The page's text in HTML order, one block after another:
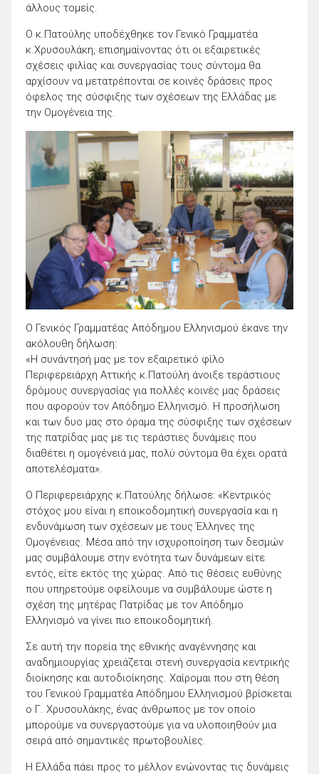
άλλους τομείς.
Ο κ.Πατούλης υποδέχθηκε τον Γενικό Γραμματέα
κ.Χρυσουλάκη, επισημαίνοντας ότι οι εξαιρετικές
σχέσεις φιλίας και συνεργασίας τους σύντομα θα
αρχίσουν να μετατρέπονται σε κοινές δράσεις προς
όφελος της σύσφιξης των σχέσεων της Ελλάδας με
την Ομογένεια της.
Ο Γενικός Γραμματέας Απόδημου Ελληνισμού έκανε την
ακόλουθη δήλωση:
«H συνάντησή μας με τον εξαιρετικό φίλο
Περιφερειάρχη Αττικής κ.Πατούλη άνοιξε τεράστιους
δρόμους συνεργασίας για πολλές κοινές μας δράσεις
που αφορούν τον Απόδημο Ελληνισμό. Η προσήλωση
και των δυο μας στο όραμα της σύσφιξης των σχέσεων
της πατρίδας μας με τις τεράστιες δυνάμεις που
διαθέτει η ομογένειά μας, πολύ σύντομα θα έχει ορατά
αποτελέσματα».
Ο Περιφερειάρχης κ.Πατούλης δήλωσε: «Κεντρικός
στόχος μου είναι η εποικοδομητική συνεργασία και η
ενδυνάμωση των σχέσεων με τους Έλληνες της
Ομογένειας. Μέσα από την ισχυροποίηση των δεσμών
μας συμβάλουμε στην ενότητα των δυνάμεων είτε
εντός, είτε εκτός της χώρας. Από τις θέσεις ευθύνης
που υπηρετούμε οφείλουμε να συμβάλουμε ώστε η
σχέση της μητέρας Πατρίδας με τον Απόδημο
Ελληνισμό να γίνει πιο εποικοδομητική.
Σε αυτή την πορεία της εθνικής αναγέννησης και
αναδημιουργίας χρειάζεται στενή συνεργασία κεντρικής
διοίκησης και αυτοδιοίκησης. Χαίρομαι που στη θέση
του Γενικού Γραμματέα Απόδημου Ελληνισμού βρίσκεται
ο Γ. Χρυσουλάκης, ένας άνθρωπος με τον οποίο
μπορούμε να συνεργαστούμε για να υλοποιηθούν μια
σειρά από σημαντικές πρωτοβουλίες.
H Ελλάδα πάει προς το μέλλον ενώνοντας τις δυνάμεις